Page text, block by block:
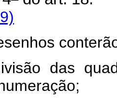
das